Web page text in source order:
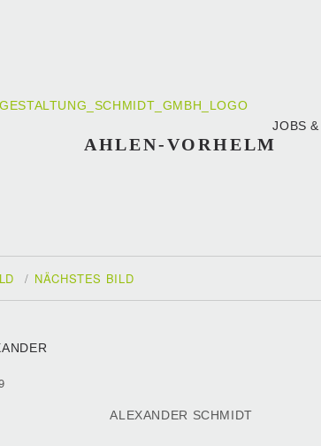
AHLEN-VORHELM
JOBS
NÄCHSTES BILD
ALEXANDER SCHMIDT